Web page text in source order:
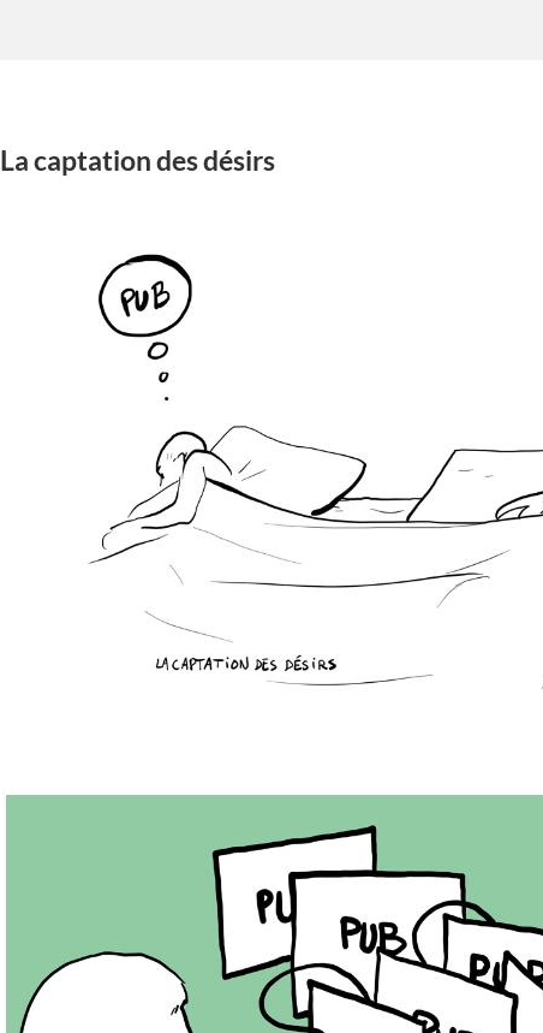
La captation des désirs